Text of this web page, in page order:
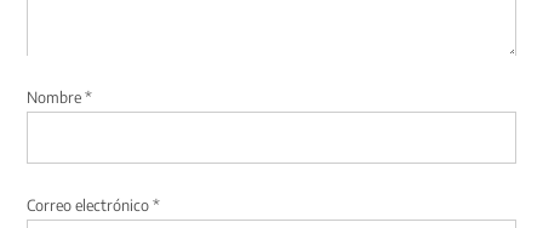
Nombre*
Correo electrónico*